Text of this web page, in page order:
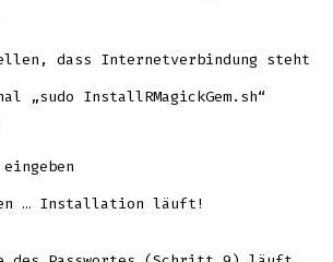
dass Internetverbindung steht
„sudo InstallRMagickGem.sh“
… Installation läuft!